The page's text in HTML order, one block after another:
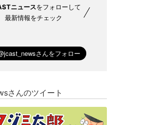
ニュースをフォローして
最新情報をチェック
さんのツイート